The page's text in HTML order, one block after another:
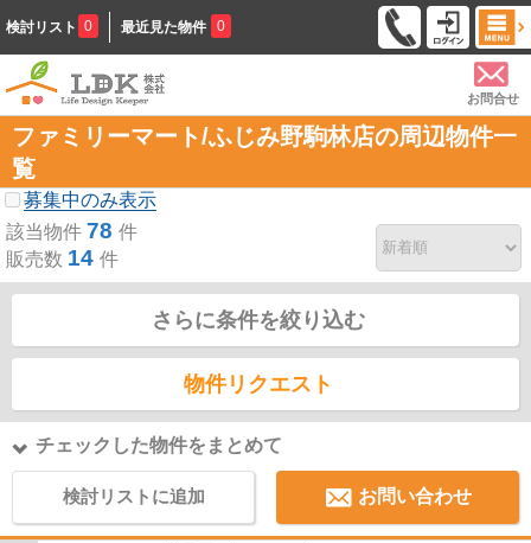
検討リスト 0 最近見た物件 0
お問合せ
ファミリーマート/ふじみ野駒林店の周辺物件一
覧
募集中のみ表示
該当物件 78 件
販売数 14 件
さらに条件を絞り込む
物件リクエスト
チェックした物件をまとめて
検討リストに追加 お問い合わせ